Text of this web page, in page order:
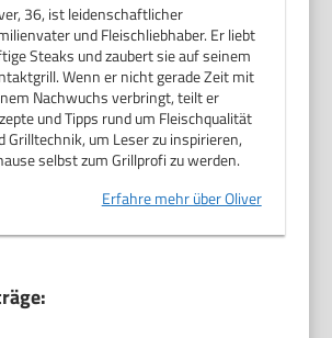
36, ist leidenschaftlicher
und Fleischliebhaber. Er liebt
Steaks und zaubert sie auf seinem
Wenn er nicht gerade Zeit mit
Nachwuchs verbringt, teilt er
und Tipps rund um Fleischqualität
Grilltechnik, um Leser zu inspirieren,
selbst zum Grillprofi zu werden.
Erfahre mehr über Oliver